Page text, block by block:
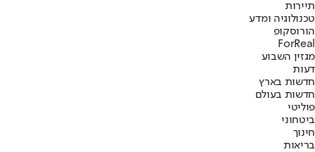
תיירות
טכנולוגיה ומדע
הורוסקופ
ForReal
מגזין השבוע
דעות
חדשות בארץ
חדשות בעולם
פוליטי
ביטחוני
חינוך
בריאות